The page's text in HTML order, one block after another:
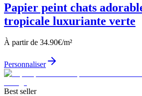
Papier peint chats
tropicale luxuriante verte
À partir de 34.90€/m²
Personnaliser
Best seller